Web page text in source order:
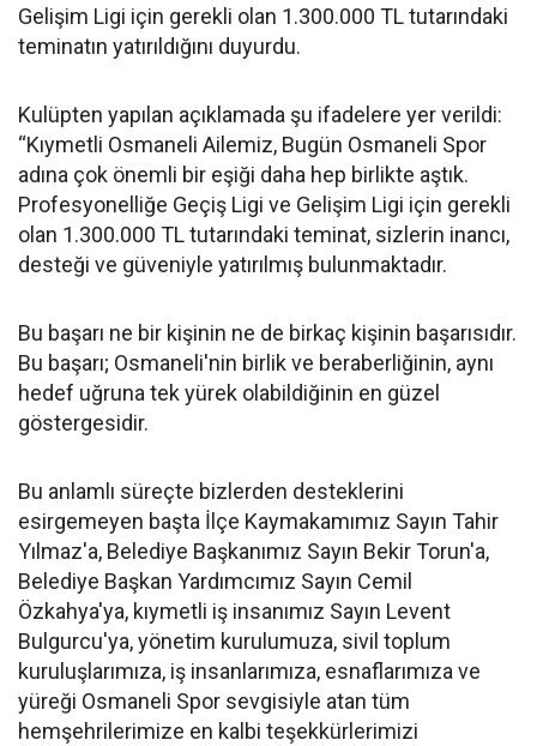
Gelişim Ligi için gerekli olan 1.300.000 TL tutarındaki
teminatın yatırıldığını duyurdu.
Kulüpten yapılan açıklamada şu ifadelere yer verildi:
“Kıymetli Osmaneli Ailemiz, Bugün Osmaneli Spor
adına çok önemli bir eşiği daha hep birlikte aştık.
Profesyonelliğe Geçiş Ligi ve Gelişim Ligi için gerekli
olan 1.300.000 TL tutarındaki teminat, sizlerin inancı,
desteği ve güveniyle yatırılmış bulunmaktadır.
Bu başarı ne bir kişinin ne de birkaç kişinin başarısıdır.
Bu başarı; Osmaneli'nin birlik ve beraberliğinin, aynı
hedef uğruna tek yürek olabildiğinin en güzel
göstergesidir.
Bu anlamlı süreçte bizlerden desteklerini
esirgemeyen başta İlçe Kaymakamımız Sayın Tahir
Yılmaz'a, Belediye Başkanımız Sayın Bekir Torun'a,
Belediye Başkan Yardımcımız Sayın Cemil
Özkahya'ya, kıymetli iş insanımız Sayın Levent
Bulgurcu'ya, yönetim kurulumuza, sivil toplum
kuruluşlarımıza, iş insanlarımıza, esnaflarımıza ve
yüreği Osmaneli Spor sevgisiyle atan tüm
hemşehrilerimize en kalbi teşekkürlerimizi